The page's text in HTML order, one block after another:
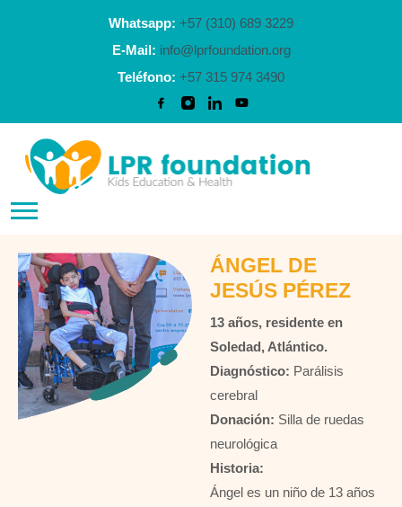
Whatsapp: +57 (310) 689 3229
E-Mail: info@lprfoundation.org
Teléfono: +57 315 974 3490
ÁNGEL DE
JESÚS PÉREZ
13 años, residente en
Soledad, Atlántico.
Diagnóstico: Parálisis
cerebral
Donación: Silla de ruedas
neurológica
Historia:
Ángel es un niño de 13 años